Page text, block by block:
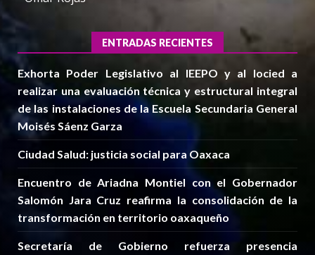
ENTRADAS RECIENTES
Exhorta Poder Legislativo al IEEPO y al Iocied a
realizar una evaluación técnica y estructural integral
de las instalaciones de la Escuela Secundaria General
Moisés Sáenz Garza
Ciudad Salud: justicia social para Oaxaca
Encuentro de Ariadna Montiel con el Gobernador
Salomón Jara Cruz reafirma la consolidación de la
transformación en territorio oaxaqueño
Secretaría de Gobierno refuerza presencia